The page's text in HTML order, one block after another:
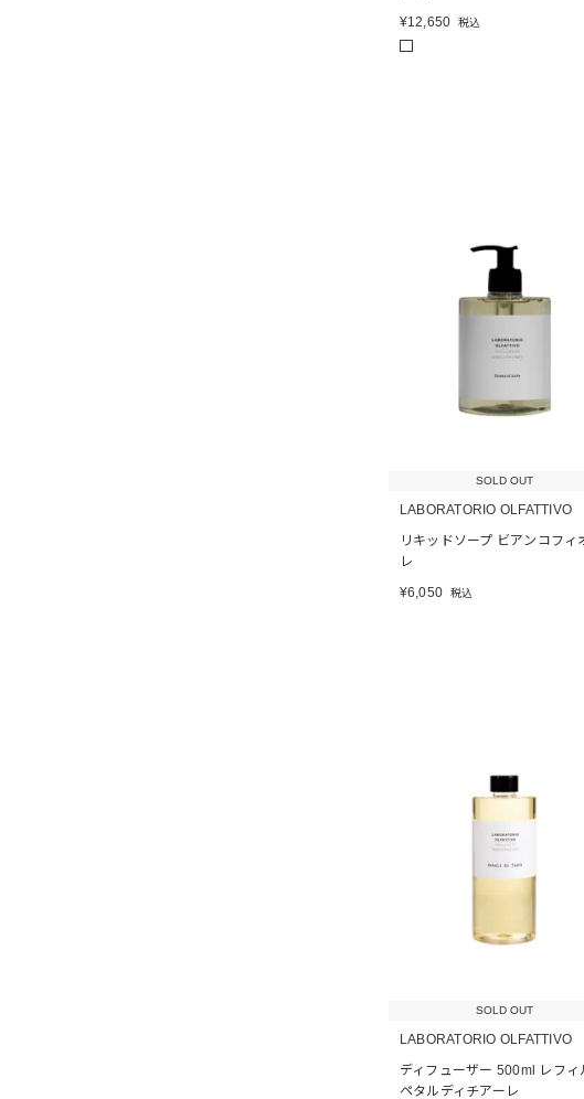
¥12,650 税込
SOLD OUT
LABORATORIO OLFATTIVO
リキッドソープ ビアンコフィ
レ
¥6,050 税込
SOLD OUT
LABORATORIO OLFATTIVO
ディフューザー 500ml レフィ
ペタルディチアーレ